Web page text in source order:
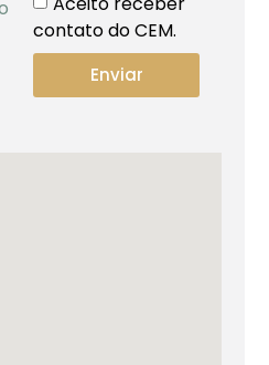
contato do CEM.
Enviar